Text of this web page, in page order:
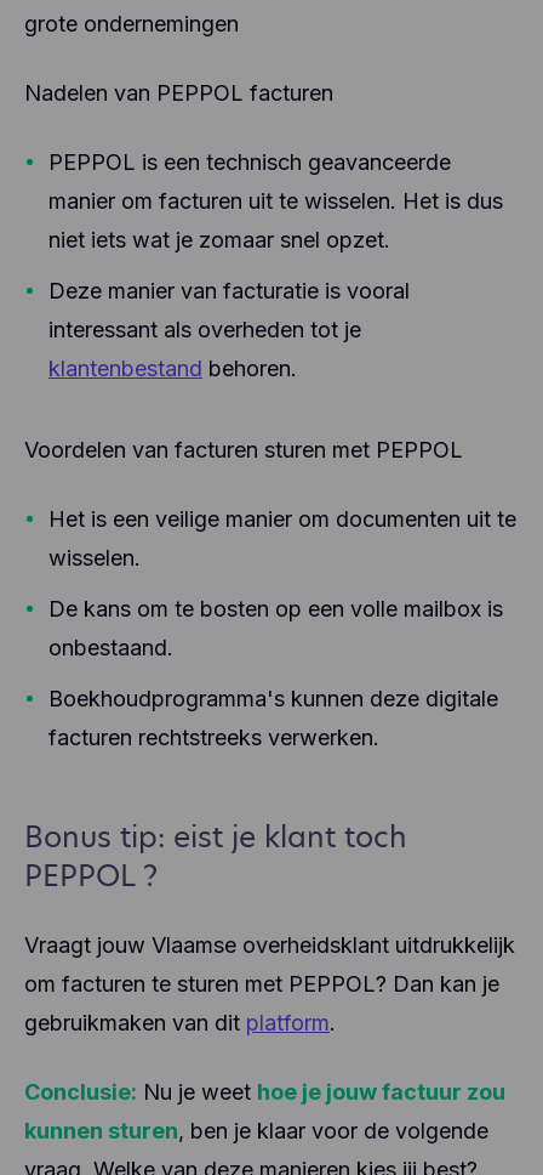
grote ondernemingen
Nadelen van PEPPOL facturen
PEPPOL is een technisch geavanceerde
manier om facturen uit te wisselen. Het is dus
niet iets wat je zomaar snel opzet.
Deze manier van facturatie is vooral
interessant als overheden tot je
klantenbestand behoren.
Voordelen van facturen sturen met PEPPOL
Het is een veilige manier om documenten uit te
wisselen.
De kans om te bosten op een volle mailbox is
onbestaand.
Boekhoudprogramma's kunnen deze digitale
facturen rechtstreeks verwerken.
Bonus tip: eist je klant toch
PEPPOL ?
Vraagt jouw Vlaamse overheidsklant uitdrukkelijk
om facturen te sturen met PEPPOL? Dan kan je
gebruikmaken van dit platform.
Conclusie: Nu je weet hoe je jouw factuur zou
kunnen sturen, ben je klaar voor de volgende
vraag. Welke van deze manieren kies jij best?